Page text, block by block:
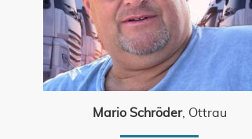
Mario Schröder, Ottrau